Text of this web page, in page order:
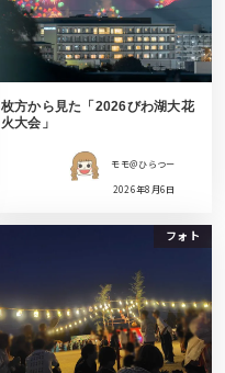
枚方から見た「2026びわ湖大花
火大会」
モモ＠ひらつー
2026年8月6日
フォト